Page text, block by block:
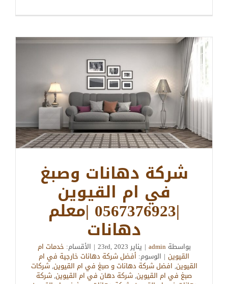
شركة دهانات وصبغ
في ام القيوين
|0567376923 |معلم
دهانات
بواسطةadmin
| يناير 23rd, 2023 | الأقسام: خدمات ام
القيوين | الوسوم: أفضل شركة دهانات خارجية في ام
القيوين, افضل شركة دهانات و صبغ في ام القيوين,شركات
صبغ في ام القيوين,شركة دهان في ام القيوين,شركة